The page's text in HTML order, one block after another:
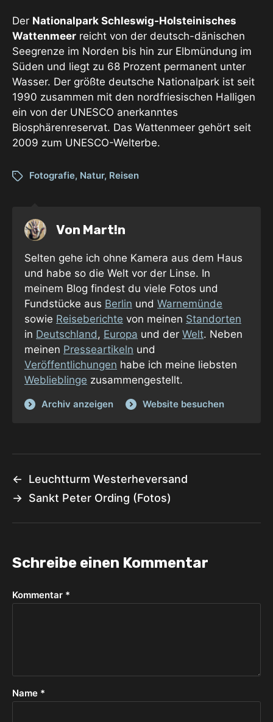
Der Nationalpark Schleswig-Holsteinisches
Wattenmeer reicht von der deutsch-dänischen
Seegrenze im Norden bis hin zur Elbmündung im
Süden und liegt zu 68 Prozent permanent unter
Wasser. Der größte deutsche Nationalpark ist seit
1990 zusammen mit den nordfriesischen Halligen
ein von der UNESCO anerkanntes
Biosphärenreservat. Das Wattenmeer gehört seit
2009 zum UNESCO-Welterbe.
Fotografie, Natur, Reisen
Von Mart!n
Selten gehe ich ohne Kamera aus dem Haus
und habe so die Welt vor der Linse. In
meinem Blog findest du viele Fotos und
Fundstücke aus Berlin und Warnemünde
sowie Reiseberichte von meinen Standorten
in Deutschland , Europa und der Welt. Neben
meinen Presseartikeln und
Veröffentlichungen habe ich meine liebsten
Weblieblinge zusammengestellt.
Archiv anzeigen Website besuchen
←
Leuchtturm Westerheversand
→ Sankt Peter Ording (Fotos)
Schreibe einen Kommentar
Kommentar *
Name *